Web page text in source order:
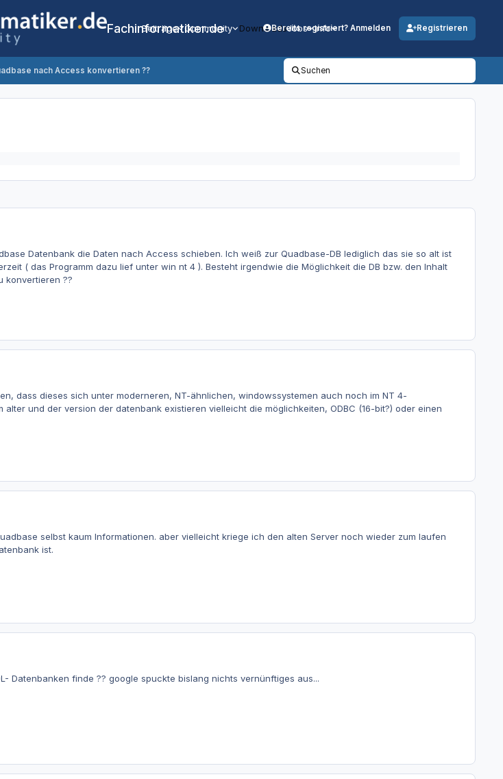
Fachinformatiker.de
Beiträge Community DownloadsJobs Info
Bereits registriert? Anmelden Registrieren
nach Access konvertieren ?? Suchen
Datenbank die Daten nach Access schieben. Ich weiß zur Quadbase-DB lediglich das sie so alt ist
( das Programm dazu lief unter win nt 4 ). Besteht irgendwie die Möglichkeit die DB bzw. den Inhalt
konvertieren ??
dass dieses sich unter moderneren, NT-ähnlichen, windowssystemen auch noch im NT 4-
und der version der datenbank existieren vielleicht die möglichkeiten, ODBC (16-bit?) oder einen
selbst kaum Informationen. aber vielleicht kriege ich den alten Server noch wieder zum laufen
ist.
Datenbanken finde ?? google spuckte bislang nichts vernünftiges aus...